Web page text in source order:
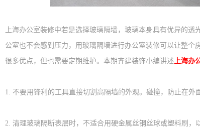
上海办公室装修中若是选择玻璃隔墙，玻璃本身具有优异的
公室也不会感到压力，用玻璃隔墙进行办公室装修可以让整
很多优点，但也需要定期维护。本期齐建装饰小编讲述上海办
1. 不要用锋利的工具直接切割高隔墙的外观。碰撞，防止在外
2. 清理玻璃隔断表层时，不适合用硬金属丝钢丝球或塑料刷